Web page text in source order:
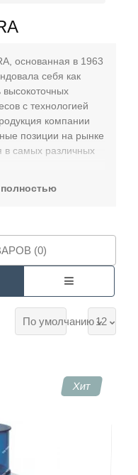
основанная в 1963
себя как
высокоточных
с технологией
компании
позиции на рынке
в самых различных
ViBRA
и веса.
предприятиях,
России, участвуем
товаров от
VIBRA
полностью
(0)
12
По умолчанию
Хит